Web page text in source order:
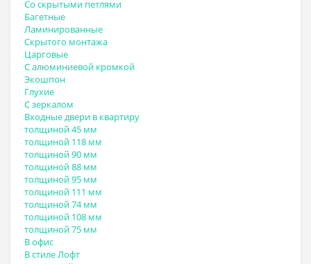
Со скрытыми петлями
Багетные
Ламинированные
Скрытого монтажа
Царговые
С алюминиевой кромкой
Экошпон
Глухие
С зеркалом
Входные двери в квартиру
толщиной 45 мм
толщиной 118 мм
толщиной 90 мм
толщиной 88 мм
толщиной 95 мм
толщиной 111 мм
толщиной 74 мм
толщиной 108 мм
толщиной 75 мм
В офис
В стиле Лофт